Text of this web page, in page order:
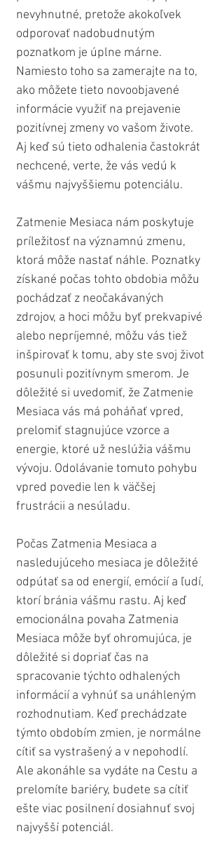
nevyhnutné, pretože akokoľvek
odporovať nadobudnutým
poznatkom je úplne márne.
Namiesto toho sa zamerajte na to,
ako môžete tieto novoobjavené
informácie využiť na prejavenie
pozitívnej zmeny vo vašom živote.
Aj keď sú tieto odhalenia častokrát
nechcené, verte, že vás vedú k
vášmu najvyššiemu potenciálu.
Zatmenie Mesiaca nám poskytuje
príležitosť na významnú zmenu,
ktorá môže nastať náhle. Poznatky
získané počas tohto obdobia môžu
pochádzať z neočakávaných
zdrojov, a hoci môžu byť prekvapivé
alebo nepríjemné, môžu vás tiež
inšpirovať k tomu, aby ste svoj život
posunuli pozitívnym smerom. Je
dôležité si uvedomiť, že Zatmenie
Mesiaca vás má poháňať vpred,
prelomiť stagnujúce vzorce a
energie, ktoré už neslúžia vášmu
vývoju. Odolávanie tomuto pohybu
vpred povedie len k väčšej
frustrácii a nesúladu.
Počas Zatmenia Mesiaca a
nasledujúceho mesiaca je dôležité
odpútať sa od energií, emócií a ľudí,
ktorí bránia vášmu rastu. Aj keď
emocionálna povaha Zatmenia
Mesiaca môže byť ohromujúca, je
dôležité si dopriať čas na
spracovanie týchto odhalených
informácií a vyhnúť sa unáhleným
rozhodnutiam. Keď prechádzate
týmto obdobím zmien, je normálne
cítiť sa vystrašený a v nepohodlí.
Ale akonáhle sa vydáte na Cestu a
prelomíte bariéry, budete sa cítiť
ešte viac posilnení dosiahnuť svoj
najvyšší potenciál.